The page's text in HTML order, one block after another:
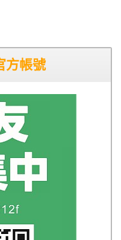
方帳號